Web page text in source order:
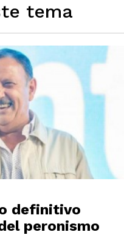
tema
definitivo
peronismo